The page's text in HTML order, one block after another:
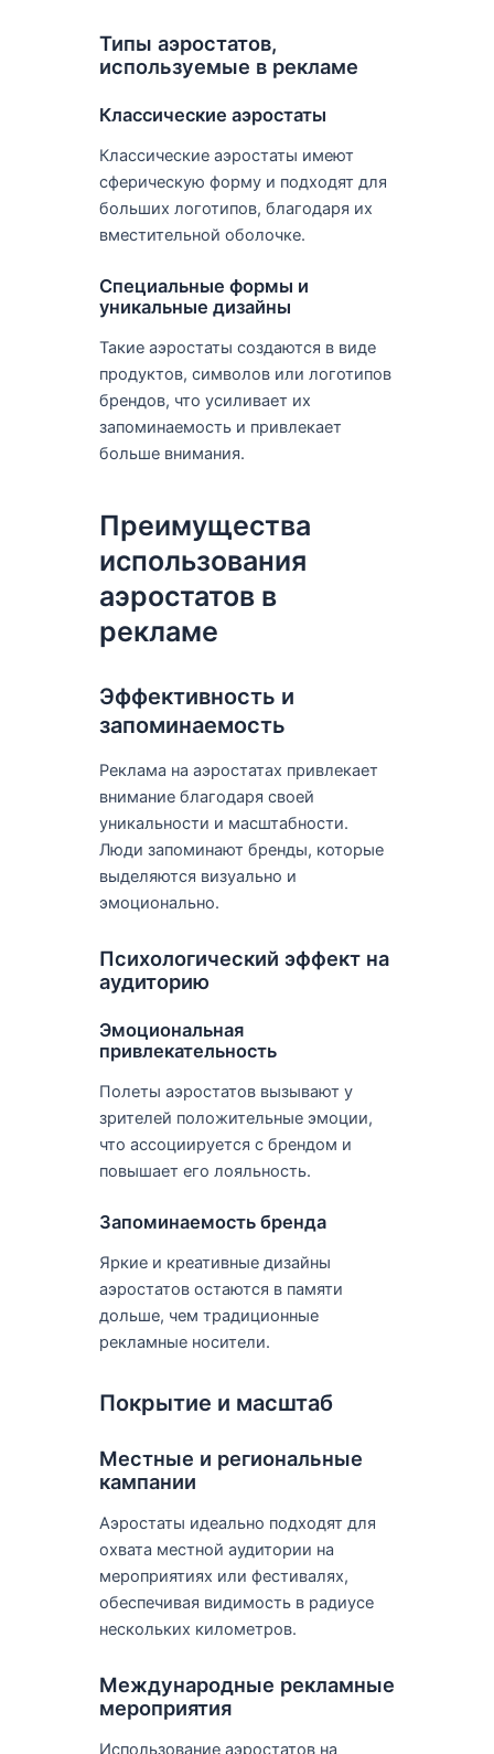
Типы аэростатов,
используемые в рекламе
Классические аэростаты
Классические аэростаты имеют
сферическую форму и подходят для
больших логотипов, благодаря их
вместительной оболочке.
Специальные формы и
уникальные дизайны
Такие аэростаты создаются в виде
продуктов, символов или логотипов
брендов, что усиливает их
запоминаемость и привлекает
больше внимания.
Преимущества
использования
аэростатов в
рекламе
Эффективность и
запоминаемость
Реклама на аэростатах привлекает
внимание благодаря своей
уникальности и масштабности.
Люди запоминают бренды, которые
выделяются визуально и
эмоционально.
Психологический эффект на
аудиторию
Эмоциональная
привлекательность
Полеты аэростатов вызывают у
зрителей положительные эмоции,
что ассоциируется с брендом и
повышает его лояльность.
Запоминаемость бренда
Яркие и креативные дизайны
аэростатов остаются в памяти
дольше, чем традиционные
рекламные носители.
Покрытие и масштаб
Местные и региональные
кампании
Аэростаты идеально подходят для
охвата местной аудитории на
мероприятиях или фестивалях,
обеспечивая видимость в радиусе
нескольких километров.
Международные рекламные
мероприятия
Использование аэростатов на